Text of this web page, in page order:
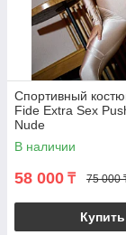
Спортивный
Fide Extra Sex
Nude
В наличии
58 000 ₸ 75 000
Купить